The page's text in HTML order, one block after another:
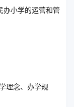
办小学的运营和管
理念、办学规